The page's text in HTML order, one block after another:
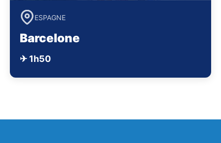
ESPAGNE
Barcelone
✈ 1h50